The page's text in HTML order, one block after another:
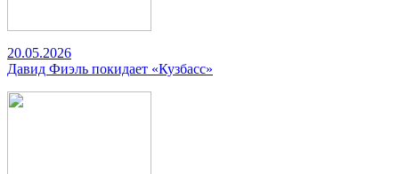
20.05.2026
Давид Фиэль покидает «Кузбасс»